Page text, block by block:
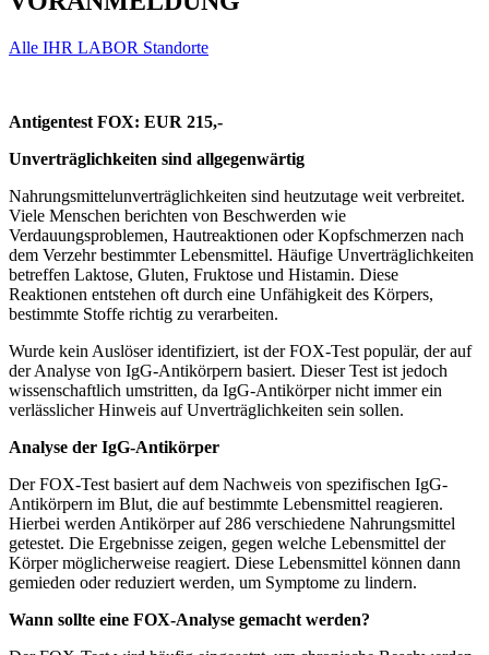
Alle IHR LABOR Standorte
Antigentest FOX: EUR 215,-
Unverträglichkeiten sind allgegenwärtig
Nahrungsmittelunverträglichkeiten sind heutzutage weit verbreitet.
Viele Menschen berichten von Beschwerden wie
Verdauungsproblemen, Hautreaktionen oder Kopfschmerzen nach
dem Verzehr bestimmter Lebensmittel. Häufige Unverträglichkeiten
betreffen Laktose, Gluten, Fruktose und Histamin. Diese
Reaktionen entstehen oft durch eine Unfähigkeit des Körpers,
bestimmte Stoffe richtig zu verarbeiten.
Wurde kein Auslöser identifiziert, ist der FOX-Test populär, der auf
der Analyse von IgG-Antikörpern basiert. Dieser Test ist jedoch
wissenschaftlich umstritten, da IgG-Antikörper nicht immer ein
verlässlicher Hinweis auf Unverträglichkeiten sein sollen.
Analyse der IgG-Antikörper
Der FOX-Test basiert auf dem Nachweis von spezifischen IgG-
Antikörpern im Blut, die auf bestimmte Lebensmittel reagieren.
Hierbei werden Antikörper auf 286 verschiedene Nahrungsmittel
getestet. Die Ergebnisse zeigen, gegen welche Lebensmittel der
Körper möglicherweise reagiert. Diese Lebensmittel können dann
gemieden oder reduziert werden, um Symptome zu lindern.
Wann sollte eine FOX-Analyse gemacht werden?